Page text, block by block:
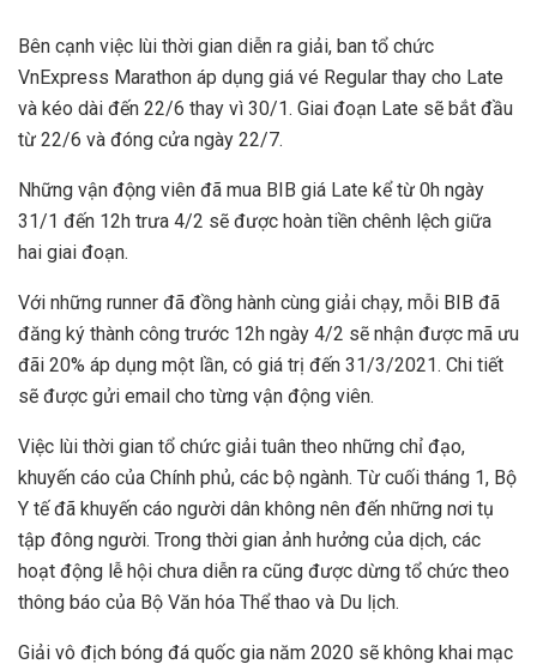
Bên cạnh việc lùi thời gian diễn ra giải, ban tổ chức
VnExpress Marathon áp dụng giá vé Regular thay cho Late
và kéo dài đến 22/6 thay vì 30/1. Giai đoạn Late sẽ bắt đầu
từ 22/6 và đóng cửa ngày 22/7.
Những vận động viên đã mua BIB giá Late kể từ 0h ngày
31/1 đến 12h trưa 4/2 sẽ được hoàn tiền chênh lệch giữa
hai giai đoạn.
Với những runner đã đồng hành cùng giải chạy, mỗi BIB đã
đăng ký thành công trước 12h ngày 4/2 sẽ nhận được mã ưu
đãi 20% áp dụng một lần, có giá trị đến 31/3/2021. Chi tiết
sẽ được gửi email cho từng vận động viên.
Việc lùi thời gian tổ chức giải tuân theo những chỉ đạo,
khuyến cáo của Chính phủ, các bộ ngành. Từ cuối tháng 1, Bộ
Y tế đã khuyến cáo người dân không nên đến những nơi tụ
tập đông người. Trong thời gian ảnh hưởng của dịch, các
hoạt động lễ hội chưa diễn ra cũng được dừng tổ chức theo
thông báo của Bộ Văn hóa Thể thao và Du lịch.
Giải vô địch bóng đá quốc gia năm 2020 sẽ không khai mạc